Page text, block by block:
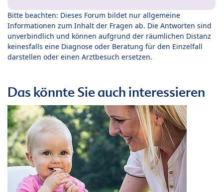
Bitte beachten: Dieses Forum bildet nur allgemeine
Informationen zum Inhalt der Fragen ab. Die Antworten sind
unverbindlich und können aufgrund der räumlichen Distanz
keinesfalls eine Diagnose oder Beratung für den Einzelfall
darstellen oder einen Arztbesuch ersetzen.
Das könnte Sie auch interessieren